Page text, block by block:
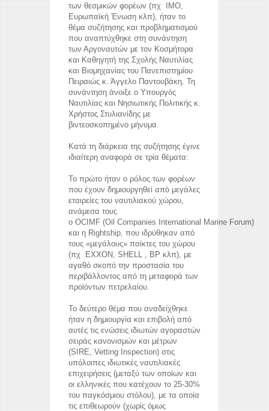
των θεσμικών φορέων (πχ ΙΜΟ,
Ευρωπαϊκή Ένωση κλπ), ήταν το
θέμα συζήτησης και προβληματισμού
που αναπτύχθηκε στη συνάντηση
των Αργοναυτών με τον Κοσμήτορα
και Καθηγητή της Σχολής Ναυτιλίας
και Βιομηχανίας του Πανεπιστημίου
Πειραιώς κ. Άγγελο Παντουβάκη. Τη
συνάντηση άνοιξε ο Υπουργός
Ναυτιλίας και Νησιωτικής Πολιτικής κ.
Χρήστος Στυλιανίδης με
βιντεοσκοπημένο μήνυμα.
Κατά τη διάρκεια της συζήτησης έγινε
ιδιαίτερη αναφορά σε τρία θέματα:
Το πρώτο ήταν ο ρόλος των φορέων
που έχουν δημιουργηθεί από μεγάλες
εταιρείες του ναυτιλιακού χώρου,
ανάμεσα τους
ο OCIMF (Oil Companies International Marine Forum)
και η Rightship, που ιδρύθηκαν από
τους «μεγάλους» παίκτες του χώρου
(πχ EXXON, SHELL , BP κλπ), με
αγαθό σκοπό την προστασία του
περιβάλλοντος από τη μεταφορά των
προϊόντων πετρελαίου.
Το δεύτερο θέμα που αναδείχθηκε
ήταν η δημιουργία και επιβολή από
αυτές τις ενώσεις ιδιωτών αγοραστών
σειράς κανονισμών και μέτρων
(SIRE, Vetting Inspection) στις
υπόλοιπες ιδιωτικές ναυτιλιακές
επιχειρήσεις (μεταξύ των οποίων και
οι ελληνικές που κατέχουν το 25-30%
του παγκόσμιου στόλου), με τα οποία
τις επιθεωρούν (χωρίς όμως